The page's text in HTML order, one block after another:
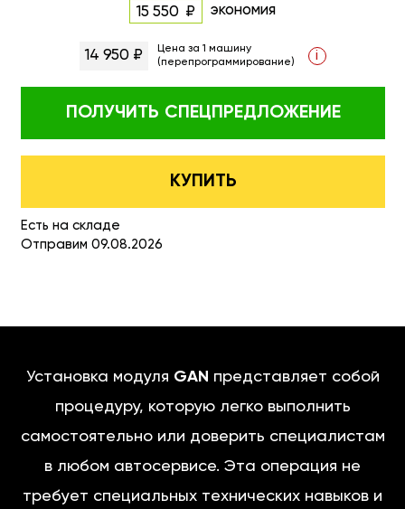
15 550 экономия
14 950 ₽
Цена за 1 машину
(перепрограммирование)
i
ПОЛУЧИТЬ СПЕЦПРЕДЛОЖЕНИЕ
КУПИТЬ
Есть на складе
Отправим 09.08.2026
Установка модуля GAN представляет собой
процедуру, которую легко выполнить
самостоятельно или доверить специалистам
в любом автосервисе. Эта операция не
требует специальных технических навыков и